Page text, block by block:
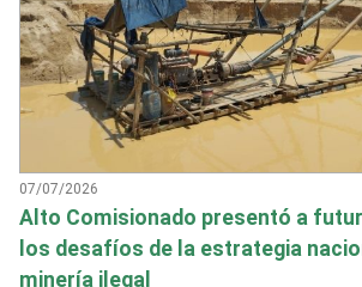
07/07/2026
Alto Comisionado presentó a
los desafíos de la estrategia
minería ilegal